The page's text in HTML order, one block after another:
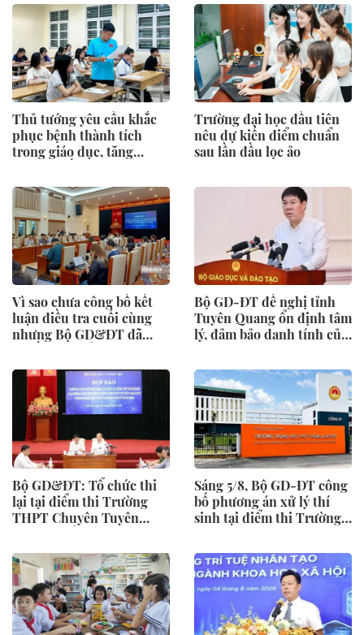
Thủ tướng yêu cầu khắc
phục bệnh thành tích
trong giáo dục, tăng
cử và lạm thu
Trường đại học đầu tiên
nêu dự kiến điểm chuẩn
sau lần đầu lọc ảo
Vì sao chưa công bố kết
luận điều tra cuối cùng
nhưng Bộ GD&ĐT đã
Bộ GD-ĐT đề nghị tỉnh
Tuyên Quang ổn định tâm
lý, đảm bảo danh tính của
Bộ GD&ĐT: Tổ chức thi
lại tại điểm thi Trường
THPT Chuyên Tuyên
khách quan, công bằng
Sáng 5/8, Bộ GD-ĐT công
bố phương án xử lý thí
sinh tại điểm thi Trường
Quang